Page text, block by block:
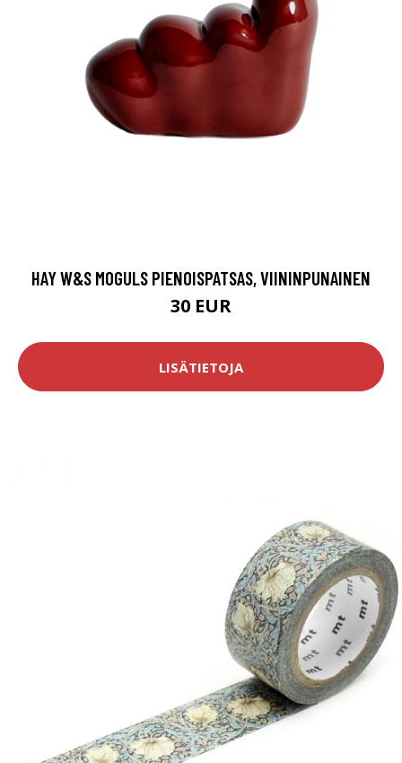
HAY W&S MOGULS PIENOISPATSAS, VIININPUNAINEN
30 EUR
LISÄTIETOJA